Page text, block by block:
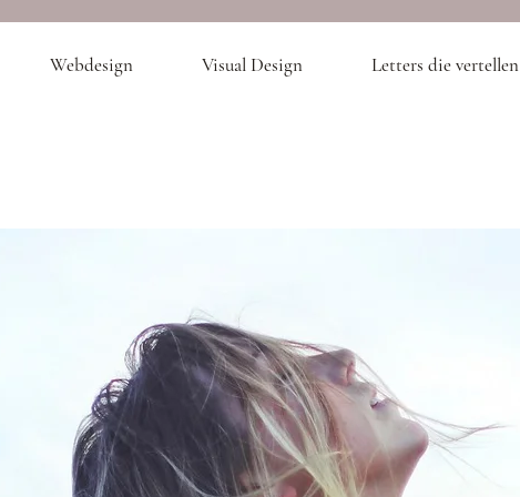
Webdesign Visual Design Letters die vertellen